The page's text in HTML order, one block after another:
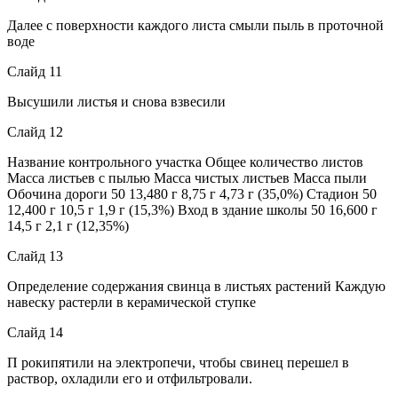
Далее с поверхности каждого листа смыли пыль в проточной
воде
Слайд 11
Высушили листья и снова взвесили
Слайд 12
Название контрольного участка Общее количество листов
Масса листьев с пылью Масса чистых листьев Масса пыли
Обочина дороги 50 13,480 г 8,75 г 4,73 г (35,0%) Стадион 50
12,400 г 10,5 г 1,9 г (15,3%) Вход в здание школы 50 16,600 г
14,5 г 2,1 г (12,35%)
Слайд 13
Определение содержания свинца в листьях растений Каждую
навеску растерли в керамической ступке
Слайд 14
П рокипятили на электропечи, чтобы свинец перешел в
раствор, охладили его и отфильтровали.